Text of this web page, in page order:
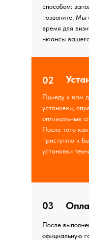
Приеду к вам
установки,
оптимальные
После того
приступлю к
установки
02
После
официальную
03
способом:
позвоните. Мы
время для
нюансы